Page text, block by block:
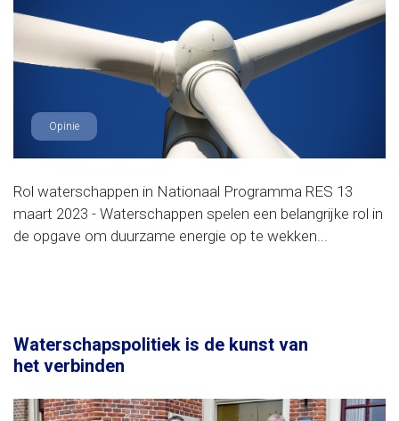
Opinie
Rol waterschappen in Nationaal Programma RES 13
maart 2023 - Waterschappen spelen een belangrijke rol in
de opgave om duurzame energie op te wekken...
Waterschapspolitiek is de kunst van
het verbinden